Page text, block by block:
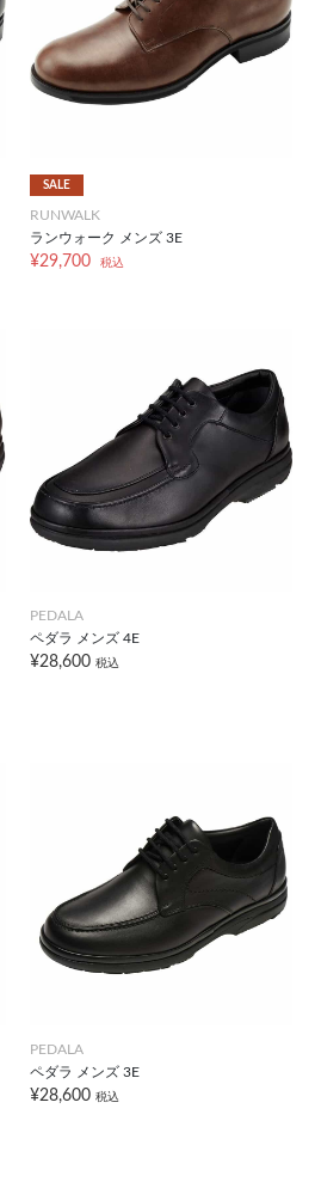
SALE
RUNWALK
ランウォーク メンズ 3E
¥29,700 税込
PEDALA
ペダラ メンズ 4E
¥28,600 税込
PEDALA
ペダラ メンズ 3E
¥28,600 税込